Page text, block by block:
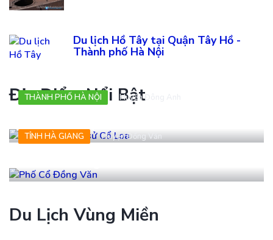
Du lịch Hồ Tây tại Quận Tây Hồ -
Thành phố Hà Nội
Địa Điểm Nổi Bật
THÀNH PHỐ HÀ NỘI Huyện Đông Anh
TỈNH HÀ GIANG Huyện Đồng Văn
Du Lịch Vùng Miền